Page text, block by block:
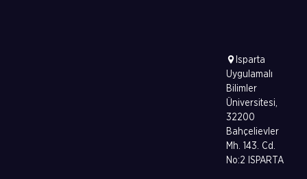
Isparta
Uygulamalı
Bilimler
Üniversitesi,
32200
Bahçelievler
Mh. 143. Cd.
No:2 ISPARTA